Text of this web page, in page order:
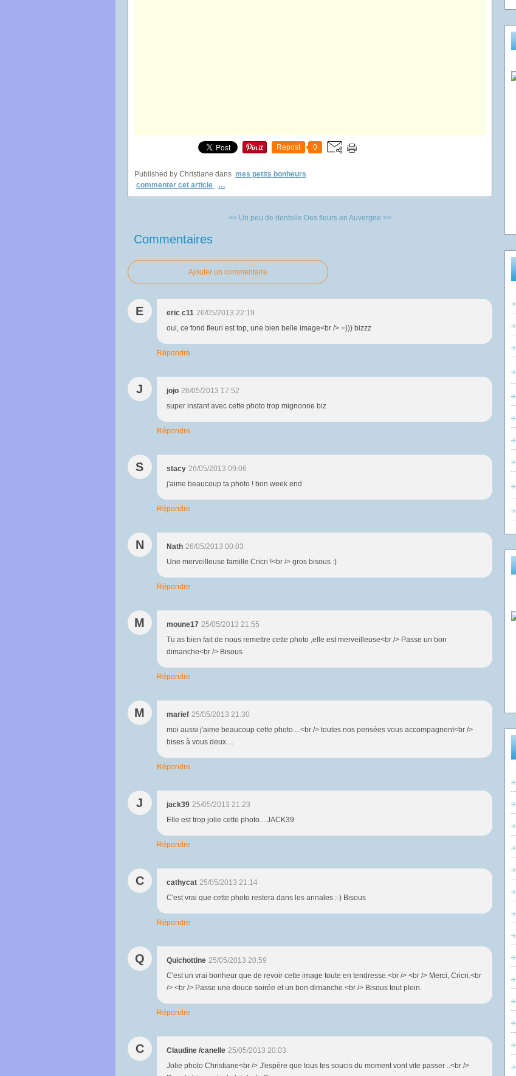
Repost 0
Published by Christiane dans mes petits bonheurs
commenter cet article
…
<< Un peu de dentelle Des fleurs en Auvergne >>
Commentaires
Ajouter un commentaire
E eric c11 26/05/2013 22:19
oui, ce fond fleuri est top, une bien belle image<br /> =))) bizzz
Répondre
J jojo 26/05/2013 17:52
super instant avec cette photo trop mignonne biz
Répondre
S stacy 26/05/2013 09:06
j'aime beaucoup ta photo ! bon week end
Répondre
N Nath 26/05/2013 00:03
Une merveilleuse famille Cricri !<br /> gros bisous :)
Répondre
M moune17 25/05/2013 21:55
Tu as bien fait de nous remettre cette photo ,elle est merveilleuse<br /> Passe un bon
dimanche<br /> Bisous
Répondre
M marief 25/05/2013 21:30
moi aussi j'aime beaucoup cette photo....<br /> toutes nos pensées vous accompagnent<br />
bises à vous deux....
Répondre
J jack39 25/05/2013 21:23
Elle est trop jolie cette photo....JACK39
Répondre
C cathycat 25/05/2013 21:14
C'est vrai que cette photo restera dans les annales :-) Bisous
Répondre
Q Quichottine 25/05/2013 20:59
C'est un vrai bonheur que de revoir cette image toute en tendresse.<br /> <br /> Merci, Cricri.<br
/> <br /> Passe une douce soirée et un bon dimanche.<br /> Bisous tout plein.
Répondre
C Claudine /canelle 25/05/2013 20:03
Jolie photo Christiane<br /> J'espère que tous tes soucis du moment vont vite passer ..<br />